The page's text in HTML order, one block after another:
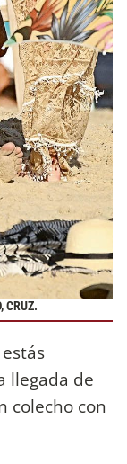
CRUZ.
estás
llegada de
colecho con